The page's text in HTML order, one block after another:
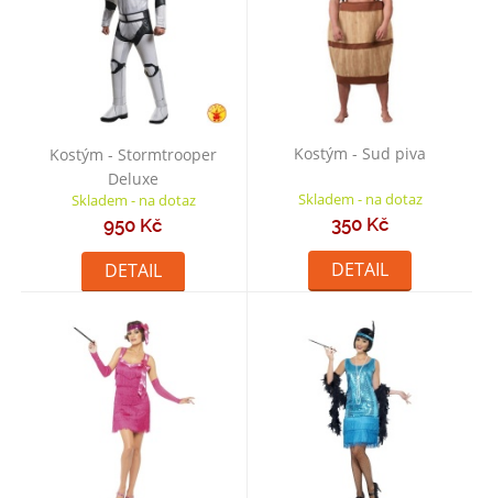
Kostým - Stormtrooper
Deluxe
Skladem - na dotaz
950 Kč
DETAIL
Kostým - Sud piva
Skladem - na dotaz
350 Kč
DETAIL